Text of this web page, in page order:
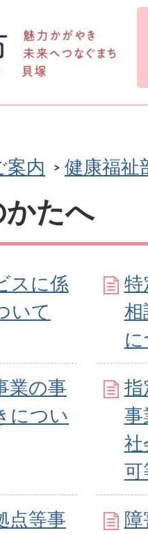
案内 健康福祉
たへ
スに係
いて
特
相
業の事
につい
指
事
社
可
点等事